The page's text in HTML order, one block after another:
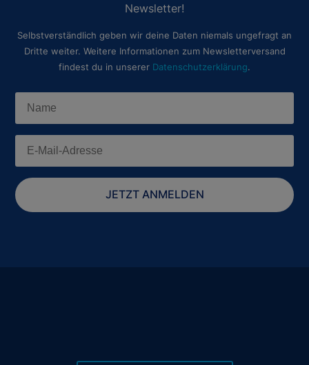
Newsletter!
Selbstverständlich geben wir deine Daten niemals ungefragt an
Dritte weiter. Weitere Informationen zum Newsletterversand
findest du in unserer Datenschutzerklärung.
JETZT ANMELDEN